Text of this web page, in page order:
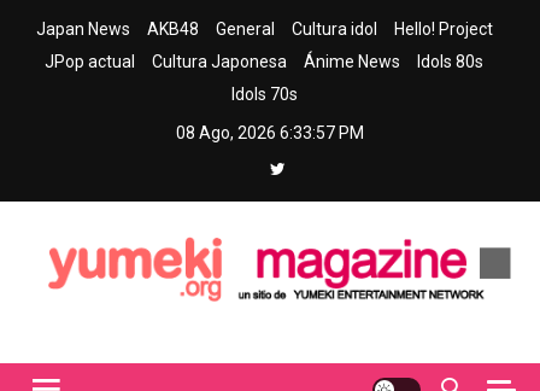
Japan News AKB48 General Cultura idol
Hello! Project
JPop actual
Cultura Japonesa Ánime News
Idols 80s
Idols 70s
08 Ago, 2026 6:33:58 PM